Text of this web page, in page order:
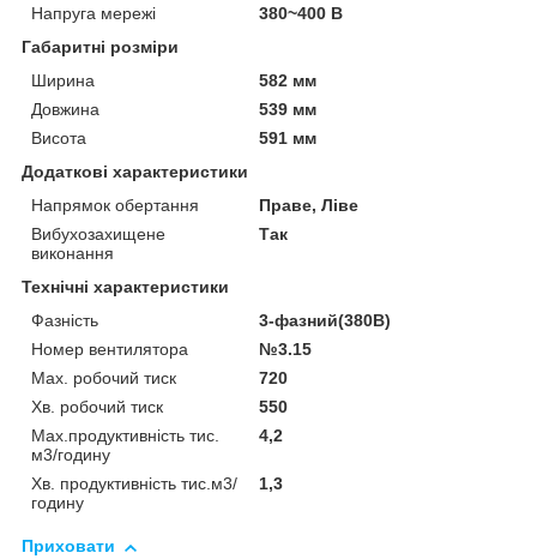
Напруга мережі
380~400 В
Габаритні розміри
Ширина
582 мм
Довжина
539 мм
Висота
591 мм
Додаткові характеристики
Напрямок обертання
Праве, Ліве
Вибухозахищене
виконання
Так
Технічні характеристики
Фазність
3-фазний(380В)
Номер вентилятора
№3.15
Мах. робочий тиск
720
Хв. робочий тиск
550
Мах.продуктивність тис.
м3/годину
4,2
Хв. продуктивність тис.м3/
годину
1,3
Приховати